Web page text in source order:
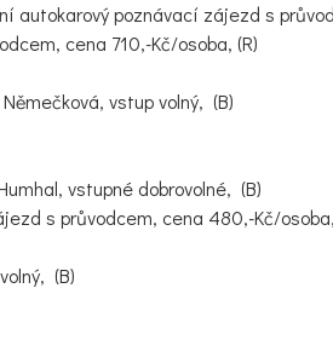
poznávací zájezd s
cena 710,-Kč/osoba, (R)
vstup volný, (B)
vstupné dobrovolné, (B)
s průvodcem, cena 480,-Kč/
(B)